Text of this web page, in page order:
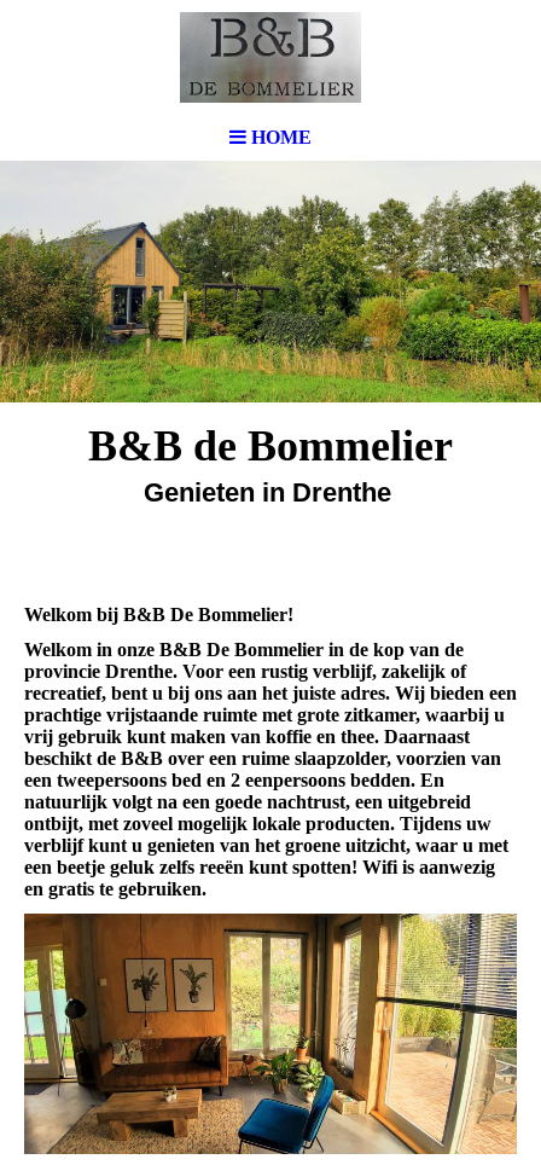
HOME
B&B de Bommelier
Genieten in Drenthe
Welkom bij B&B De Bommelier!
Welkom in onze B&B De Bommelier in de kop van de
provincie Drenthe. Voor een rustig verblijf, zakelijk of
recreatief, bent u bij ons aan het juiste adres. Wij bieden een
prachtige vrijstaande ruimte met grote zitkamer, waarbij u
vrij gebruik kunt maken van koffie en thee. Daarnaast
beschikt de B&B over een ruime slaapzolder, voorzien van
een tweepersoons bed en 2 eenpersoons bedden. En
natuurlijk volgt na een goede nachtrust, een uitgebreid
ontbijt, met zoveel mogelijk lokale producten. Tijdens uw
verblijf kunt u genieten van het groene uitzicht, waar u met
een beetje geluk zelfs reeën kunt spotten! Wifi is aanwezig
en gratis te gebruiken.